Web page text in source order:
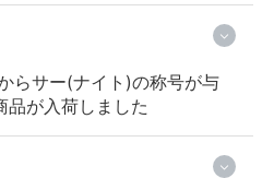
らサー(ナイト)の称号が与
品が入荷しました